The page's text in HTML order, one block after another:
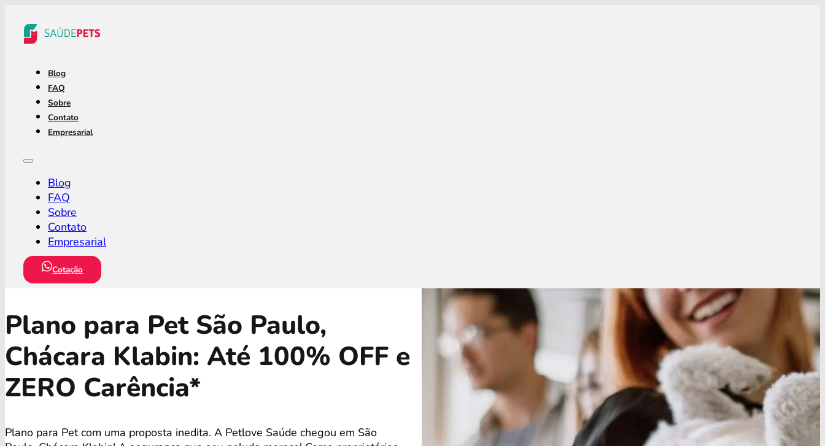
Blog
FAQ
Sobre
Contato
Empresarial
Blog
FAQ
Sobre
Contato
Empresarial
Cotação
Plano para Pet São Paulo,
Chácara Klabin: Até 100% OFF e
ZERO Carência*
Plano para Pet com uma proposta inedita. A Petlove Saúde chegou em São